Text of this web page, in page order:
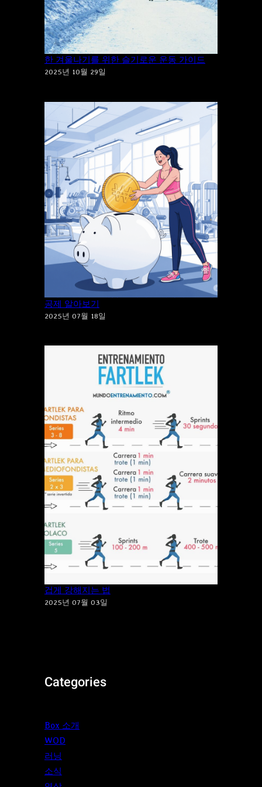
“추위”에 “운동”을 포기하시겠습니까? 건강
한 겨울나기를 위한 슬기로운 운동 가이드
2025년 10월 29일
건강도 지키고 세금도 지키는 체육시설 소득
공제 알아보기
2025년 07월 18일
겁게 강해지는 법
2025년 07월 03일
Categories
Box 소개
WOD
러닝
소식